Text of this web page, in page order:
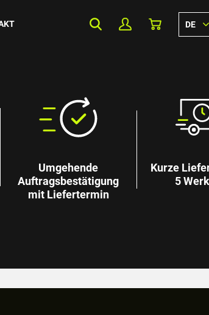
DE
Umgehende
Auftragsbestätigung
mit Liefertermin
Kurze
5